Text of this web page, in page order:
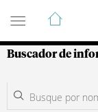
Guía de
Buscador de